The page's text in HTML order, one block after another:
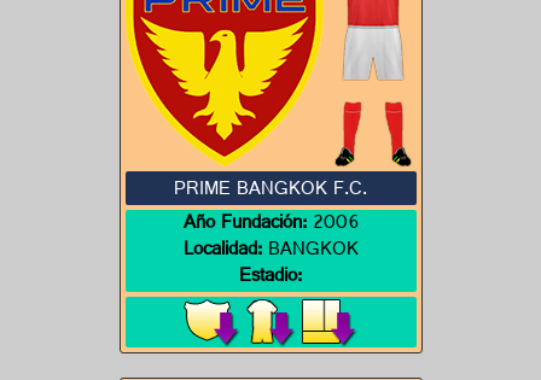
PRIME BANGKOK F.C.
Año Fundación:2006
Localidad:BANGKOK
Estadio: